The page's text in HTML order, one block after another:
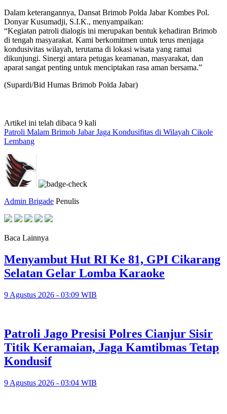
Dalam keterangannya, Dansat Brimob Polda Jabar Kombes Pol.
Donyar Kusumadji, S.I.K., menyampaikan:
“Kegiatan patroli dialogis ini merupakan bentuk kehadiran Brimob
di tengah masyarakat. Kami berkomitmen untuk terus menjaga
kondusivitas wilayah, terutama di lokasi wisata yang ramai
dikunjungi. Sinergi antara petugas keamanan, masyarakat, dan
aparat sangat penting untuk menciptakan rasa aman bersama.”
(Supardi/Bid Humas Brimob Polda Jabar)
Artikel ini telah dibaca 9 kali
Patroli Malam Brimob Jabar Jaga Kondusifitas di Wilayah Cikole
Lembang
Admin Brigade Penulis
Baca Lainnya
Menyambut Hut RI Ke 81, GPI Cikarang
Selatan Gelar Lomba Karaoke
9 Agustus 2026 - 03:09 WIB
Patroli Jago Presisi Polres Cianjur Sisir
Titik Keramaian, Jaga Kamtibmas Tetap
Kondusif
9 Agustus 2026 - 03:04 WIB